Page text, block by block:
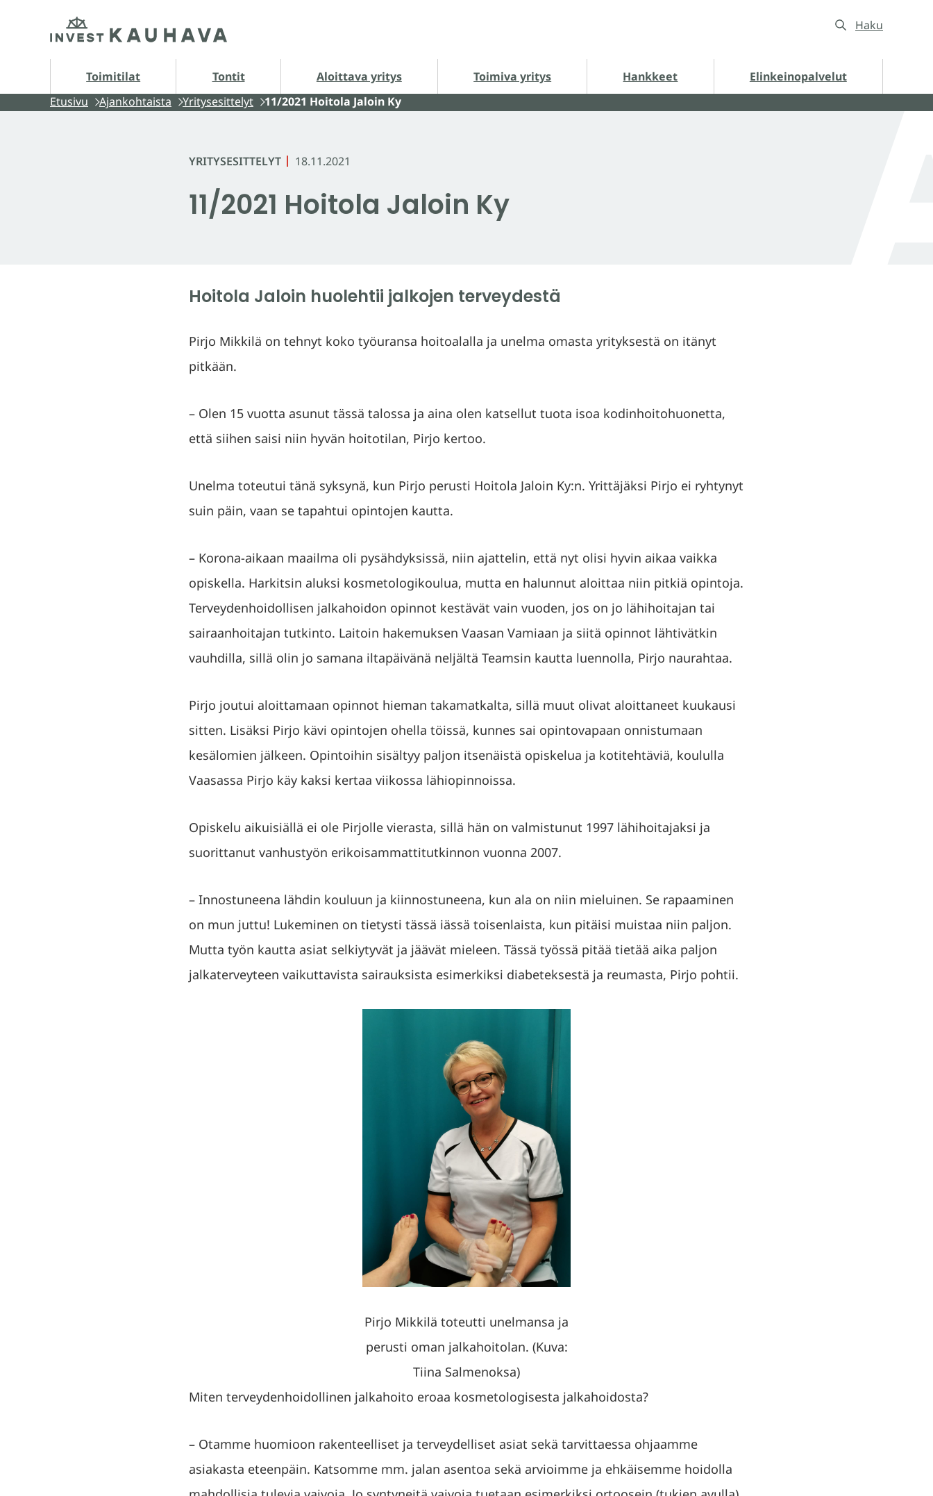
sisältöön
Etusivu Haku
Toimitilat Tontit
Tontit alasivut Aloittava yritys
Aloittava yritys alasivut Toimiva yritys
Toimiva yritys alasivut Hankkeet
Hankkeet alasivut
Elinkeinopalvelut
Etusivu
Ajankohtaista Yritysesittelyt 11/2021 Hoitola Jaloin Ky
YRITYSESITTELYT 18.11.2021
11/2021 Hoitola Jaloin Ky
Hoitola Jaloin huolehtii jalkojen terveydestä
Pirjo Mikkilä on tehnyt koko työuransa hoitoalalla ja unelma omasta yrityksestä on itänyt
pitkään.
– Olen 15 vuotta asunut tässä talossa ja aina olen katsellut tuota isoa kodinhoitohuonetta,
että siihen saisi niin hyvän hoitotilan, Pirjo kertoo.
Unelma toteutui tänä syksynä, kun Pirjo perusti Hoitola Jaloin Ky:n. Yrittäjäksi Pirjo ei ryhtynyt
suin päin, vaan se tapahtui opintojen kautta.
– Korona-aikaan maailma oli pysähdyksissä, niin ajattelin, että nyt olisi hyvin aikaa vaikka
opiskella. Harkitsin aluksi kosmetologikoulua, mutta en halunnut aloittaa niin pitkiä opintoja.
Terveydenhoidollisen jalkahoidon opinnot kestävät vain vuoden, jos on jo lähihoitajan tai
sairaanhoitajan tutkinto. Laitoin hakemuksen Vaasan Vamiaan ja siitä opinnot lähtivätkin
vauhdilla, sillä olin jo samana iltapäivänä neljältä Teamsin kautta luennolla, Pirjo naurahtaa.
Pirjo joutui aloittamaan opinnot hieman takamatkalta, sillä muut olivat aloittaneet kuukausi
sitten. Lisäksi Pirjo kävi opintojen ohella töissä, kunnes sai opintovapaan onnistumaan
kesälomien jälkeen. Opintoihin sisältyy paljon itsenäistä opiskelua ja kotitehtäviä, koululla
Vaasassa Pirjo käy kaksi kertaa viikossa lähiopinnoissa.
Opiskelu aikuisiällä ei ole Pirjolle vierasta, sillä hän on valmistunut 1997 lähihoitajaksi ja
suorittanut vanhustyön erikoisammattitutkinnon vuonna 2007.
– Innostuneena lähdin kouluun ja kiinnostuneena, kun ala on niin mieluinen. Se rapaaminen
on mun juttu! Lukeminen on tietysti tässä iässä toisenlaista, kun pitäisi muistaa niin paljon.
Mutta työn kautta asiat selkiytyvät ja jäävät mieleen. Tässä työssä pitää tietää aika paljon
jalkaterveyteen vaikuttavista sairauksista esimerkiksi diabeteksestä ja reumasta, Pirjo pohtii.
Pirjo Mikkilä toteutti unelmansa ja
perusti oman jalkahoitolan. (Kuva:
Tiina Salmenoksa)
Miten terveydenhoidollinen jalkahoito eroaa kosmetologisesta jalkahoidosta?
– Otamme huomioon rakenteelliset ja terveydelliset asiat sekä tarvittaessa ohjaamme
asiakasta eteenpäin. Katsomme mm. jalan asentoa sekä arvioimme ja ehkäisemme hoidolla